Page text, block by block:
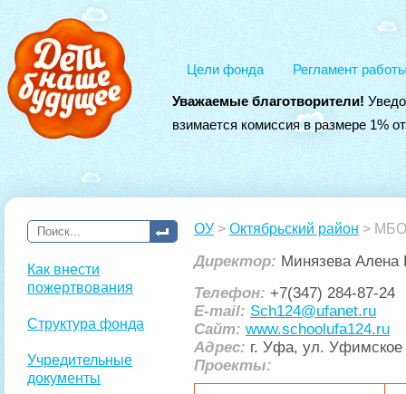
Цели фонда Регламент
Уважаемые благотворители!
взимается комиссия в размере 1%
Как внести
пожертвования
Структура фонда
Учредительные
документы
ОУ > Октябрьский район >
Директор: Минязева Алена
Телефон: +7(347) 284-87-24
E-mail: Sch124@ufanet.ru
Сайт: www.schoolufa124.ru
Адрес: г. Уфа, ул.
Проекты: